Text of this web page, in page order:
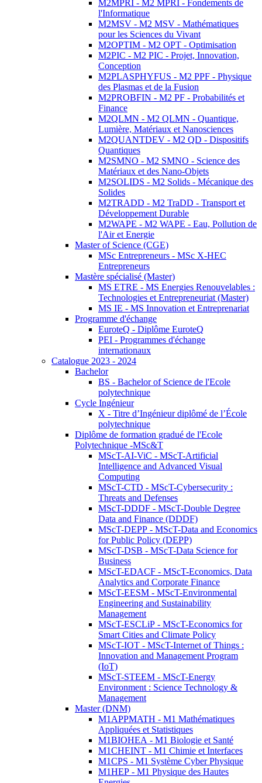
M2MPRI - M2 MPRI - Fondements de
l'Informatique
M2MSV - M2 MSV - Mathématiques
pour les Sciences du Vivant
M2OPTIM - M2 OPT - Optimisation
M2PIC - M2 PIC - Projet, Innovation,
Conception
M2PLASPHYFUS - M2 PPF - Physique
des Plasmas et de la Fusion
M2PROBFIN - M2 PF - Probabilités et
Finance
M2QLMN - M2 QLMN - Quantique,
Lumière, Matériaux et Nanosciences
M2QUANTDEV - M2 QD - Dispositifs
Quantiques
M2SMNO - M2 SMNO - Science des
Matériaux et des Nano-Objets
M2SOLIDS - M2 Solids - Mécanique des
Solides
M2TRADD - M2 TraDD - Transport et
Développement Durable
M2WAPE - M2 WAPE - Eau, Pollution de
l'Air et Energie
Master of Science (CGE)
MSc Entrepreneurs - MSc X-HEC
Entrepreneurs
Mastère spécialisé (Master)
MS ETRE - MS Energies Renouvelables :
Technologies et Entrepreneuriat (Master)
MS IE - MS Innovation et Entreprenariat
Programme d'échange
EuroteQ - Diplôme EuroteQ
PEI - Programmes d'échange
internationaux
Catalogue 2023 - 2024
Bachelor
BS - Bachelor of Science de l'Ecole
polytechnique
Cycle Ingénieur
X - Titre d’Ingénieur diplômé de l’École
polytechnique
Diplôme de formation gradué de l'Ecole
Polytechnique -MSc&T
MScT-AI-ViC - MScT-Artificial
Intelligence and Advanced Visual
Computing
MScT-CTD - MScT-Cybersecurity :
Threats and Defenses
MScT-DDDF - MScT-Double Degree
Data and Finance (DDDF)
MScT-DEPP - MScT-Data and Economics
for Public Policy (DEPP)
MScT-DSB - MScT-Data Science for
Business
MScT-EDACF - MScT-Economics, Data
Analytics and Corporate Finance
MScT-EESM - MScT-Environmental
Engineering and Sustainability
Management
MScT-ESCLiP - MScT-Economics for
Smart Cities and Climate Policy
MScT-IOT - MScT-Internet of Things :
Innovation and Management Program
(IoT)
MScT-STEEM - MScT-Energy
Environment : Science Technology &
Management
Master (DNM)
M1APPMATH - M1 Mathématiques
Appliquées et Statistiques
M1BIOHEA - M1 Biologie et Santé
M1CHEINT - M1 Chimie et Interfaces
M1CPS - M1 Système Cyber Physique
M1HEP - M1 Physique des Hautes